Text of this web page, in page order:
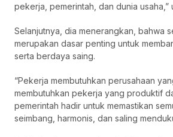
pekerja, pemerintah, dan dunia usaha,”
Selanjutnya, dia menerangkan, bahwa
merupakan dasar penting untuk
serta berdaya saing.
“Pekerja membutuhkan perusahaan
membutuhkan pekerja yang produktif
pemerintah hadir untuk memastikan
seimbang, harmonis, dan saling